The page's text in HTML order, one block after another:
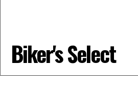
Biker's Select